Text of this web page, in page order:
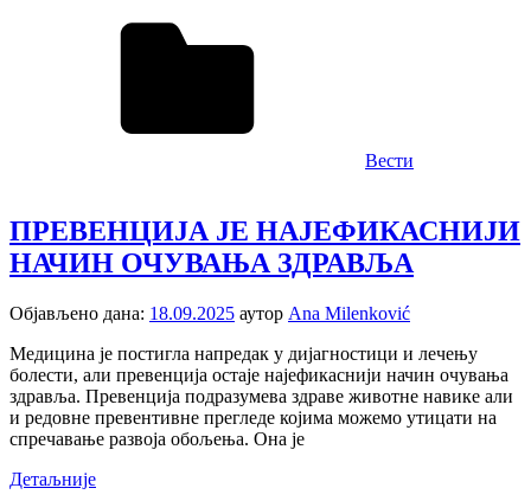
Вести
ПРЕВЕНЦИЈА ЈЕ НАЈЕФИКАСНИЈИ
НАЧИН ОЧУВАЊА ЗДРАВЉА
Објављено дана: 18.09.2025 аутор Ana Milenković
Медицина је постигла напредак у дијагностици и лечењу
болести, али превенција остаје најефикаснији начин очувања
здравља. Превенција подразумева здраве животне навике али
и редовне превентивне прегледе којима можемо утицати на
спречавање развоја обољења. Она је
Детаљније